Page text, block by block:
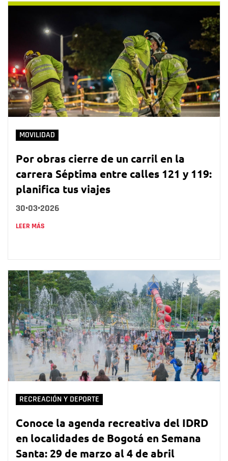
MOVILIDAD
Por obras cierre de un carril en la
carrera Séptima entre calles 121 y 119:
planifica tus viajes
30•03•2026
LEER MÁS
RECREACIÓN Y DEPORTE
Conoce la agenda recreativa del IDRD
en localidades de Bogotá en Semana
Santa: 29 de marzo al 4 de abril